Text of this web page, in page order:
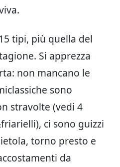
tipi, più quella del
Si apprezza
non mancano le
sono
stravolte (vedi 4
ci sono guizzi
torno presto e
da